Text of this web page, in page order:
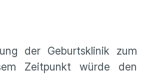
der Geburtsklinik zum
Zeitpunkt würde den